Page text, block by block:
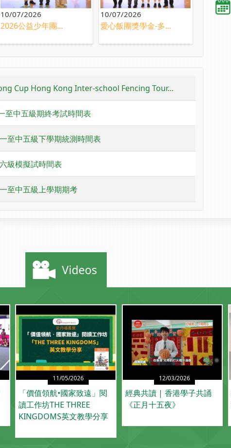
10/07/2026
2026公益少年團...
10/07/2026
愛心飯團獎學金-多...
Cup Hong Kong Inter-school Fencing Tour...
至中五級期終考試時間表
至中五級下學期統測時間表
級模擬試時間表
至中五級上學期期考
Videos
11/05/2026
「價值領航•國家致遠」閱
讀工作坊THE THREE
KINGDOMS英文教學分享
12/03/2026
經典共讀 | 香港學子共誦
《正月十五夜》